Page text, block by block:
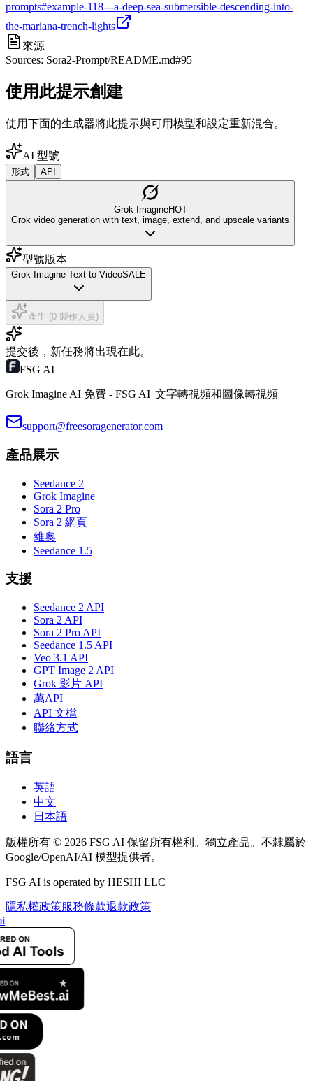
prompts#example-118---a-deep-sea-submersible-descending-into-
the-mariana-trench-lights
來源
Sources: Sora2-Prompt/README.md#95
使用此提示創建
使用下面的生成器將此提示與可用模型和設定重新混合。
AI 型號
形式 API
Grok ImagineHOT
Grok video generation with text, image, extend, and upscale variants
型號版本
Grok Imagine Text to VideoSALE
產生 (0 製作人員)
提交後，新任務將出現在此。
FSG AI
Grok Imagine AI 免費 - FSG AI |文字轉視頻和圖像轉視頻
support@freesoragenerator.com
產品展示
Seedance 2
Grok Imagine
Sora 2 Pro
Sora 2 網頁
維奧
Seedance 1.5
支援
Seedance 2 API
Sora 2 API
Sora 2 Pro API
Seedance 1.5 API
Veo 3.1 API
GPT Image 2 API
Grok 影片 API
萬API
API 文檔
聯絡方式
語言
英語
中文
日本語
版權所有 © 2026 FSG AI 保留所有權利。獨立產品。不隸屬於
Google/OpenAI/AI 模型提供者。
FSG AI is operated by HESHI LLC
隱私權政策服務條款退款政策